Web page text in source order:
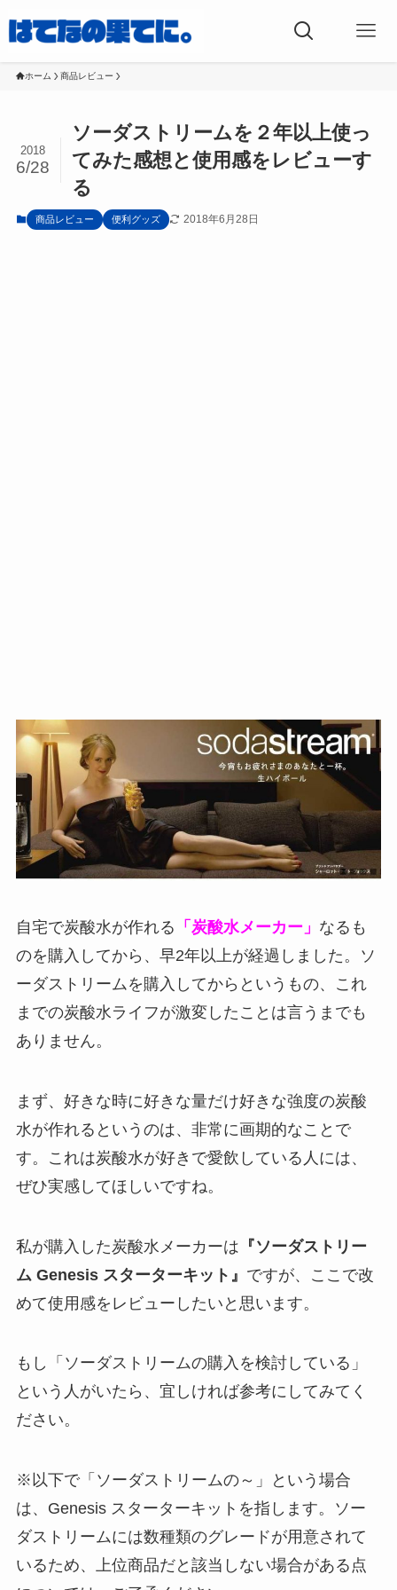
ホーム 商品レビュー
ソーダストリームを２年以上使っ
てみた感想と使用感をレビューす
る
2018
6/28
商品レビュー 便利グッズ 2018年6月28日
自宅で炭酸水が作れる 「炭酸水メーカー」 なるも
のを購入してから、早2年以上が経過しました。ソ
ーダストリームを購入してからというもの、これ
までの炭酸水ライフが激変したことは言うまでも
ありません。
まず、好きな時に好きな量だけ好きな強度の炭酸
水が作れるというのは、非常に画期的なことで
す。これは炭酸水が好きで愛飲している人には、
ぜひ実感してほしいですね。
私が購入した炭酸水メーカーは 『ソーダストリー
ム Genesis スターターキット』 ですが、ここで改
めて使用感をレビューしたいと思います。
もし「ソーダストリームの購入を検討している」
という人がいたら、宜しければ参考にしてみてく
ださい。
※以下で「ソーダストリームの～」という場合
は、Genesis スターターキットを指します。ソー
ダストリームには数種類のグレードが用意されて
いるため、上位商品だと該当しない場合がある点